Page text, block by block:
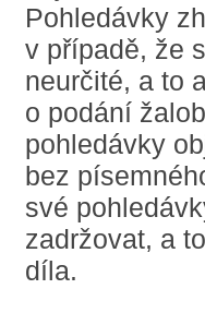
Pohledávky
v případě, že
neurčité, a to
o podání
pohledávky
bez
své
zadržovat, a
díla.